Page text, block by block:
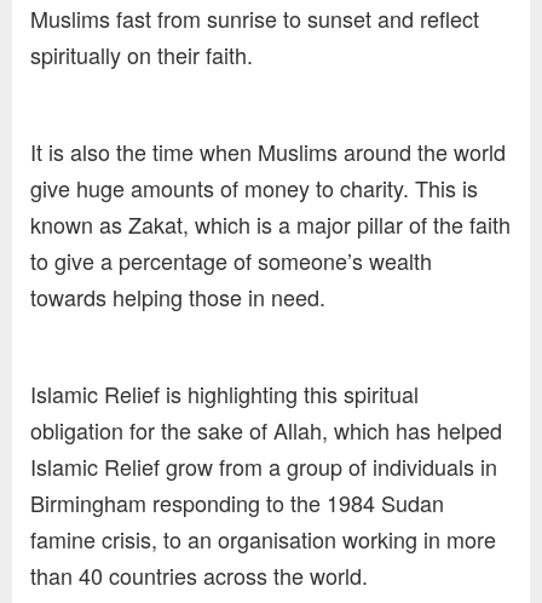
Muslims fast from sunrise to sunset and reflect
spiritually on their faith.
It is also the time when Muslims around the world
give huge amounts of money to charity. This is
known as Zakat, which is a major pillar of the faith
to give a percentage of someone’s wealth
towards helping those in need.
Islamic Relief is highlighting this spiritual
obligation for the sake of Allah, which has helped
Islamic Relief grow from a group of individuals in
Birmingham responding to the 1984 Sudan
famine crisis, to an organisation working in more
than 40 countries across the world.